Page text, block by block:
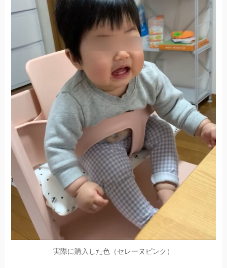
実際に購入した色（セレーヌピンク）